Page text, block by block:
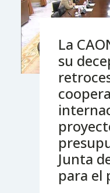
La
su
Junta
para el